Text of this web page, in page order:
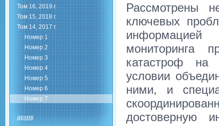
Том 16, 2019 г.
Том 15, 2018 г.
Том 14, 2017 г.
Номер 1
Номер 2
Номер 3
Номер 4
Номер 5
Номер 6
Номер 7
архив
Рассмотрены
ключевых
информацией
мониторинга
катастроф на
условии
ними, и
достоверную